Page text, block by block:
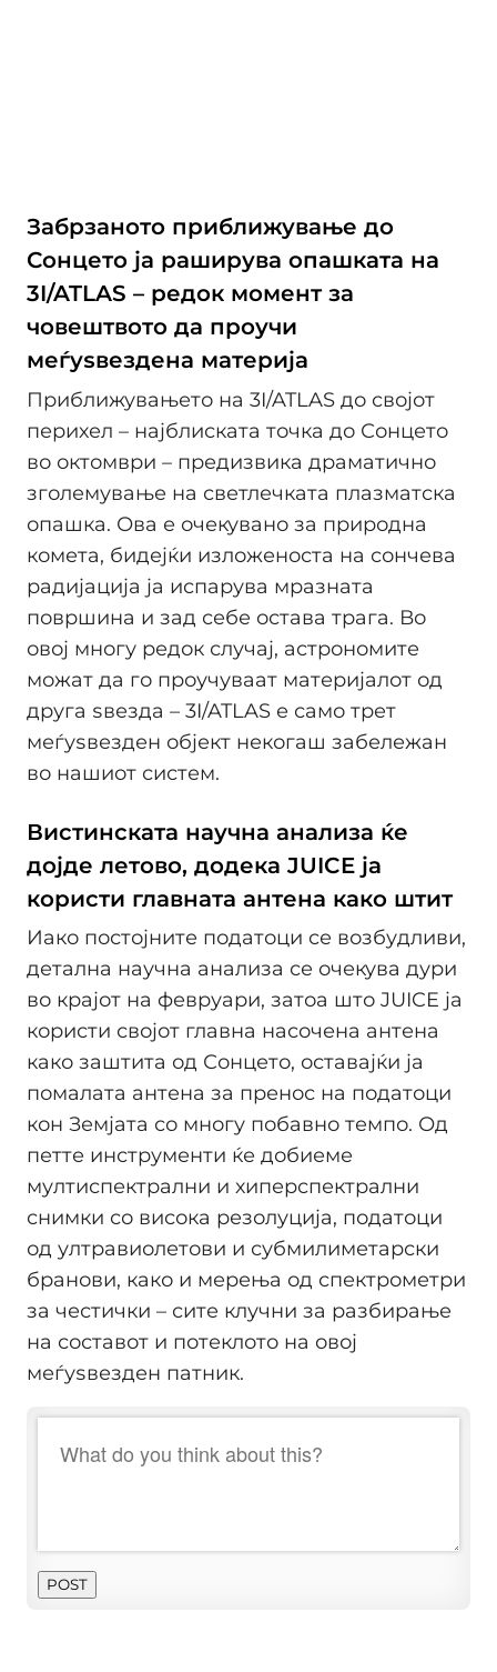
Забрзаното приближување до
Сонцето ја раширува опашката на
3I/ATLAS – редок момент за
човештвото да проучи
меѓуѕвездена материја
Приближувањето на 3I/ATLAS до својот
перихел – најблиската точка до Сонцето
во октомври – предизвика драматично
зголемување на светлечката плазматска
опашка. Ова е очекувано за природна
комета, бидејќи изложеноста на сончева
радијација ја испарува мразната
површина и зад себе остава трага. Во
овој многу редок случај, астрономите
можат да го проучуваат материјалот од
друга ѕвезда – 3I/ATLAS е само трет
меѓуѕвезден објект некогаш забележан
во нашиот систем.
Вистинската научна анализа ќе
дојде летово, додека JUICE ја
користи главната антена како штит
Иако постојните податоци се возбудливи,
детална научна анализа се очекува дури
во крајот на февруари, затоа што JUICE ја
користи својот главна насочена антена
како заштита од Сонцето, оставајќи ја
помалата антена за пренос на податоци
кон Земјата со многу побавно темпо. Од
петте инструменти ќе добиеме
мултиспектрални и хиперспектрални
снимки со висока резолуција, податоци
од ултравиолетови и субмилиметарски
бранови, како и мерења од спектрометри
за честички – сите клучни за разбирање
на составот и потеклото на овој
меѓуѕвезден патник.
POST